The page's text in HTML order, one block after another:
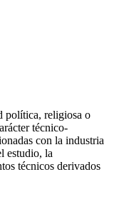
política, religiosa o
técnico-
con la industria
estudio, la
técnicos derivados